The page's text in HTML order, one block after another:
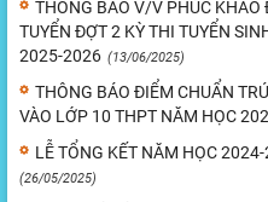
THÔNG BÁO V/V PHÚC
TUYỂN ĐỢT 2 KỲ THI TUYỂN
2025-2026 (13/06/2025)
THÔNG BÁO ĐIỂM CHUẨN
VÀO LỚP 10 THPT NĂM HỌC
LỄ TỔNG KẾT NĂM HỌC
(26/05/2025)